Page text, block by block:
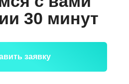
30 минут
заявку